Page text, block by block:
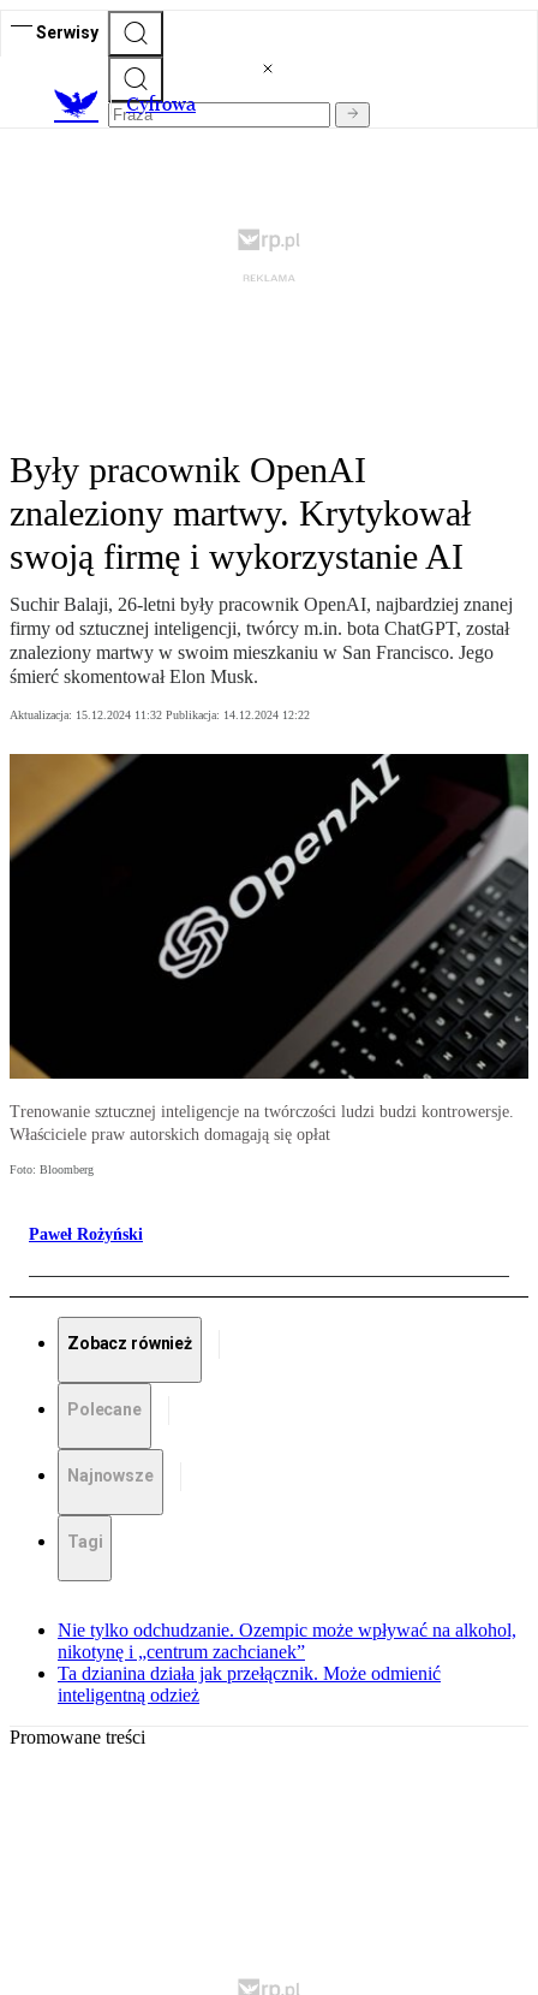
Serwisy
Cyfrowa
Były pracownik OpenAI
znaleziony martwy. Krytykował
swoją firmę i wykorzystanie AI
Suchir Balaji, 26-letni były pracownik OpenAI, najbardziej znanej
firmy od sztucznej inteligencji, twórcy m.in. bota ChatGPT, został
znaleziony martwy w swoim mieszkaniu w San Francisco. Jego
śmierć skomentował Elon Musk.
Aktualizacja: 15.12.2024 11:32 Publikacja: 14.12.2024 12:22
Trenowanie sztucznej inteligencje na twórczości ludzi budzi kontrowersje.
Właściciele praw autorskich domagają się opłat
Foto: Bloomberg
Paweł Rożyński
Zobacz również
Polecane
Najnowsze
Tagi
Nie tylko odchudzanie. Ozempic może wpływać na alkohol,
nikotynę i „centrum zachcianek”
Ta dzianina działa jak przełącznik. Może odmienić
inteligentną odzież
Promowane treści